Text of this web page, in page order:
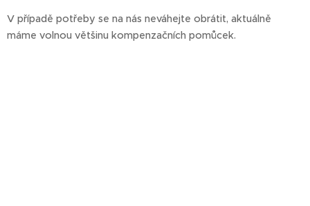
V případě potřeby se na nás neváhejte obrátit, aktuálně
máme volnou většinu kompenzačních pomůcek.